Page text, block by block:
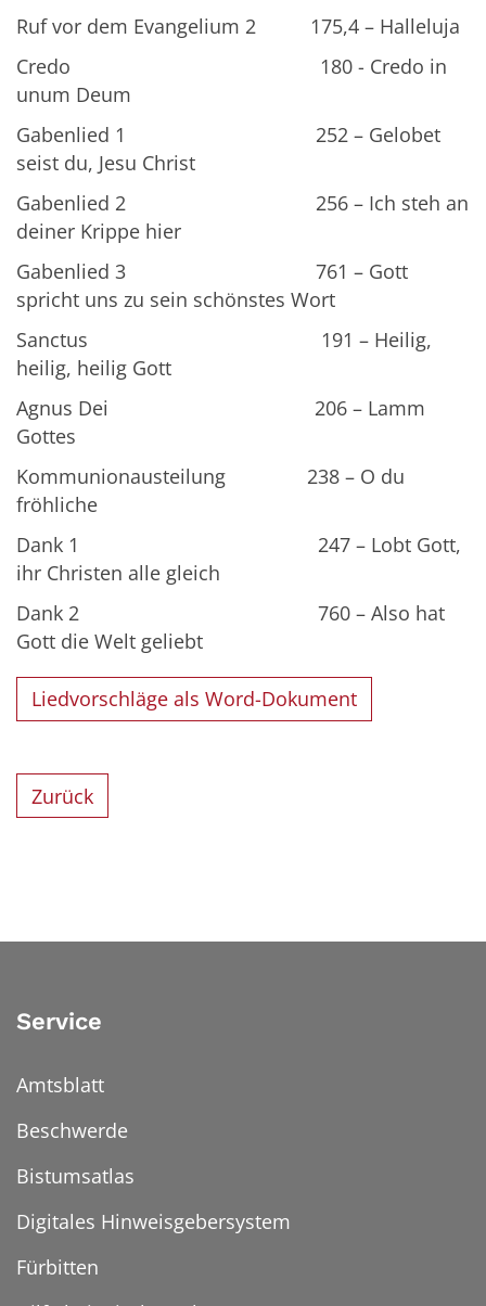
Ruf vor dem Evangelium 2 175,4 – Halleluja
Credo 180 - Credo in
unum Deum
Gabenlied 1 252 – Gelobet
seist du, Jesu Christ
Gabenlied 2 256 – Ich steh an
deiner Krippe hier
Gabenlied 3 761 – Gott
spricht uns zu sein schönstes Wort
Sanctus 191 – Heilig,
heilig, heilig Gott
Agnus Dei 206 – Lamm
Gottes
Kommunionausteilung 238 – O du
fröhliche
Dank 1 247 – Lobt Gott,
ihr Christen alle gleich
Dank 2 760 – Also hat
Gott die Welt geliebt
Liedvorschläge als Word-Dokument
Zurück
Service
Amtsblatt
Beschwerde
Bistumsatlas
Digitales Hinweisgebersystem
Fürbitten